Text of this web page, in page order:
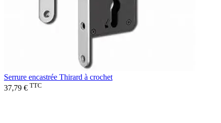
Serrure encastrée Thirard à crochet
37,79 € TTC